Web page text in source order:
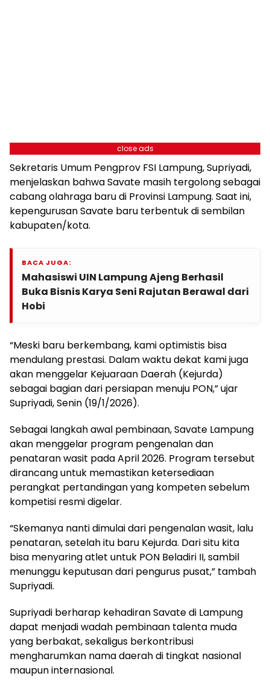
close ads
Sekretaris Umum Pengprov FSI Lampung, Supriyadi,
menjelaskan bahwa Savate masih tergolong sebagai
cabang olahraga baru di Provinsi Lampung. Saat ini,
kepengurusan Savate baru terbentuk di sembilan
kabupaten/kota.
BACA JUGA:
Mahasiswi UIN Lampung Ajeng Berhasil
Buka Bisnis Karya Seni Rajutan Berawal dari
Hobi
“Meski baru berkembang, kami optimistis bisa
mendulang prestasi. Dalam waktu dekat kami juga
akan menggelar Kejuaraan Daerah (Kejurda)
sebagai bagian dari persiapan menuju PON,” ujar
Supriyadi, Senin (19/1/2026).
Sebagai langkah awal pembinaan, Savate Lampung
akan menggelar program pengenalan dan
penataran wasit pada April 2026. Program tersebut
dirancang untuk memastikan ketersediaan
perangkat pertandingan yang kompeten sebelum
kompetisi resmi digelar.
“Skemanya nanti dimulai dari pengenalan wasit, lalu
penataran, setelah itu baru Kejurda. Dari situ kita
bisa menyaring atlet untuk PON Beladiri II, sambil
menunggu keputusan dari pengurus pusat,” tambah
Supriyadi.
Supriyadi berharap kehadiran Savate di Lampung
dapat menjadi wadah pembinaan talenta muda
yang berbakat, sekaligus berkontribusi
mengharumkan nama daerah di tingkat nasional
maupun internasional.